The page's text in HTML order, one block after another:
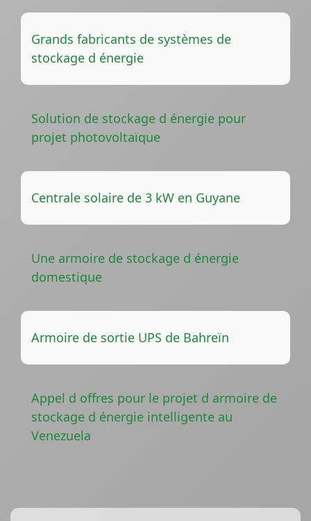
Grands fabricants de systèmes de
stockage d énergie
Solution de stockage d énergie pour
projet photovoltaïque
Centrale solaire de 3 kW en Guyane
Une armoire de stockage d énergie
domestique
Armoire de sortie UPS de Bahreïn
Appel d offres pour le projet d armoire de
stockage d énergie intelligente au
Venezuela